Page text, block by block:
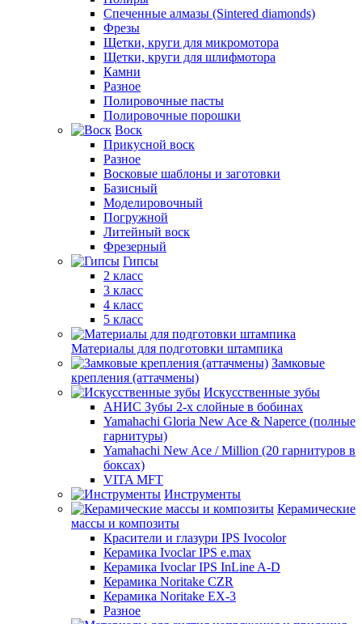
Спеченные алмазы (Sintered diamonds)
Фрезы
Щетки, круги для микромотора
Щетки, круги для шлифмотора
Камни
Разное
Полировочные пасты
Полировочные порошки
Воск
Прикусной воск
Разное
Восковые шаблоны и заготовки
Базисный
Моделировочный
Погружной
Литейный воск
Фрезерный
Гипсы
2 класс
3 класс
4 класс
5 класс
Материалы для подготовки штампика
Замковые
крепления (аттачмены)
Искусственные зубы
АНИС Зубы 2-х слойные в бобинах
Yamahachi Gloria New Ace & Naperce (полные
гарнитуры)
Yamahachi New Ace / Million (20 гарнитуров в
боксах)
VITA MFT
Инструменты
Керамические
массы и композиты
Красители и глазури IPS Ivocolor
Керамика Ivoclar IPS e.max
Керамика Ivoclar IPS InLine A-D
Керамика Noritake CZR
Керамика Noritake EX-3
Разное